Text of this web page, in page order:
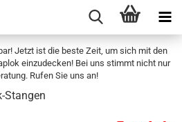
Jetzt ist die beste Zeit, um sich mit den
einzudecken! Bei uns stimmt nicht nur
Rufen Sie uns an!
​Stangen